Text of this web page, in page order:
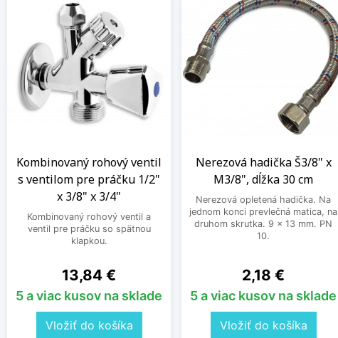
Kombinovaný rohový ventil
s ventilom pre práčku 1/2"
x 3/8" x 3/4"
Kombinovaný rohový ventil a
ventil pre práčku so spätnou
klapkou.
Cena
13,84 €
5 a viac kusov na sklade
Vložiť do košíka
Nerezová hadička Š3/8" x
M3/8", dĺžka 30 cm
Nerezová opletená hadička. Na
jednom konci prevlečná matica, na
druhom skrutka. 9 x 13 mm. PN
10.
Cena
2,18 €
5 a viac kusov na sklade
Vložiť do košíka